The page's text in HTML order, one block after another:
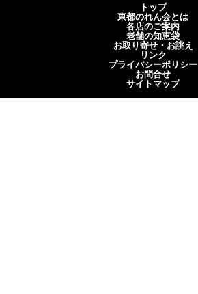
トップ
東都のれん会とは
各店のご案内
老舗の知恵袋
お取り寄せ・お誂え
リンク
プライバシーポリシー
お問合せ
サイトマップ